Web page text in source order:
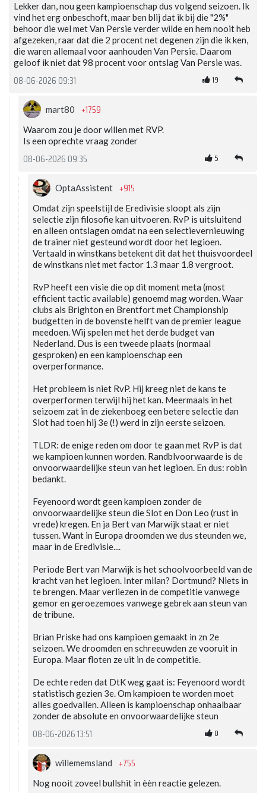
Lekker dan, nou geen kampioenschap dus volgend seizoen. Ik
vind het erg onbeschoft, maar ben blij dat ik bij die "2%"
behoor die wel met Van Persie verder wilde en hem nooit heb
afgezeken, raar dat die 2 procent net degenen zijn die ik ken,
die waren allemaal voor aanhouden Van Persie. Daarom
geloof ik niet dat 98 procent voor ontslag Van Persie was.
08-06-2026 09:31 19
mart80 +1759
Waarom zou je door willen met RVP.
Is een oprechte vraag zonder
08-06-2026 09:35 5
OptaAssistent +915
Omdat zijn speelstijl de Eredivisie sloopt als zijn
selectie zijn filosofie kan uitvoeren. RvP is uitsluitend
en alleen ontslagen omdat na een selectievernieuwing
de trainer niet gesteund wordt door het legioen.
Vertaald in winstkans betekent dit dat het thuisvoordeel
de winstkans niet met factor 1.3 maar 1.8 vergroot.
RvP heeft een visie die op dit moment meta (most
efficient tactic available) genoemd mag worden. Waar
clubs als Brighton en Brentfort met Championship
budgetten in de bovenste helft van de premier league
meedoen. Wij spelen met het derde budget van
Nederland. Dus is een tweede plaats (normaal
gesproken) en een kampioenschap een
overperformance.
Het probleem is niet RvP. Hij kreeg niet de kans te
overperformen terwijl hij het kan. Meermaals in het
seizoem zat in de ziekenboeg een betere selectie dan
Slot had toen hij 3e (!) werd in zijn eerste seizoen.
TLDR: de enige reden om door te gaan met RvP is dat
we kampioen kunnen worden. Randblvoorwaarde is de
onvoorwaardelijke steun van het legioen. En dus: robin
bedankt.
Feyenoord wordt geen kampioen zonder de
onvoorwaardelijke steun die Slot en Don Leo (rust in
vrede) kregen. En ja Bert van Marwijk staat er niet
tussen. Want in Europa droomden we dus steunden we,
maar in de Eredivisie....
Periode Bert van Marwijk is het schoolvoorbeeld van de
kracht van het legioen. Inter milan? Dortmund? Niets in
te brengen. Maar verliezen in de competitie vanwege
gemor en geroezemoes vanwege gebrek aan steun van
de tribune.
Brian Priske had ons kampioen gemaakt in zn 2e
seizoen. We droomden en schreeuwden ze vooruit in
Europa. Maar floten ze uit in de competitie.
De echte reden dat DtK weg gaat is: Feyenoord wordt
statistisch gezien 3e. Om kampioen te worden moet
alles goedvallen. Alleen is kampioenschap onhaalbaar
zonder de absolute en onvoorwaardelijke steun
08-06-2026 13:51 0
willememsland +755
Nog nooit zoveel bullshit in èèn reactie gelezen.